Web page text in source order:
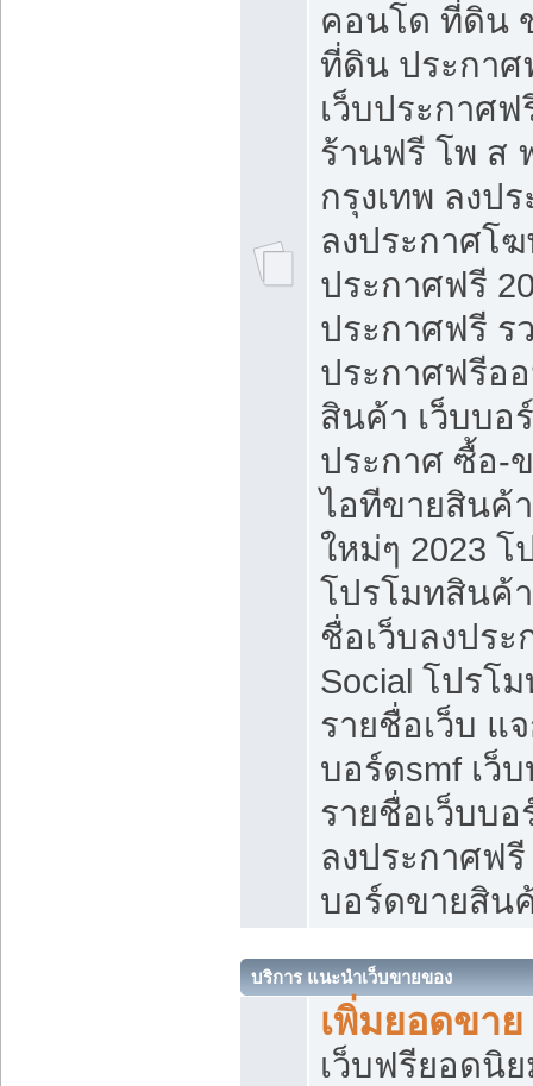
คอนโด ที่ดิน
ที่ดิน ประกา
เว็บประกาศ
ร้านฟรี โพ ส
กรุงเทพ ลงป
ลงประกาศโ
ประกาศฟรี
ประกาศฟรี ร
ประกาศฟรีอ
สินค้า เว็บบอ
ประกาศ ซื้อ-
ไอทีขายสินค้
ใหม่ๆ 2023
โปรโมทสินค้
ชื่อเว็บลงปร
Social โปรโ
รายชื่อเว็บ แ
บอร์ดsmf เว็
รายชื่อเว็บบ
ลงประกาศฟรี
บอร์ดขายสิน
บริการ แนะนำเว็บขายของ
เพิ่มยอดขา
เว็บฟรียอดนิ